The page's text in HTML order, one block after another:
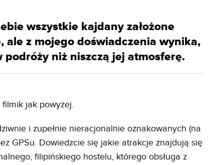
wszystkie kajdany założone
ale z mojego doświadczenia wynika,
niż niszczą jej atmosferę.
jak powyżej.
i zupełnie nieracjonalnie oznakowanych (na
GPSu. Dowiedzcie się jakie atrakcje znajdują się
filipińskiego hostelu, którego obsługa z